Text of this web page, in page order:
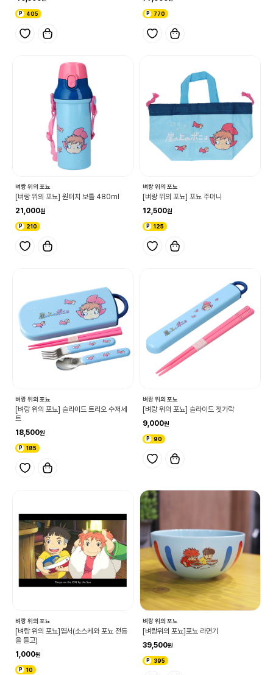
405 770
벼랑 위의 포뇨
[벼랑 위의 포뇨] 원터치 보틀 480ml
21,000
210
벼랑 위의 포뇨
[벼랑 위의 포뇨] 포뇨 주머니
12,500
125
벼랑 위의 포뇨
[벼랑 위의 포뇨] 슬라이드 트리오 수저세
트
18,500
185
벼랑 위의 포뇨
[벼랑 위의 포뇨] 슬라이드 젓가락
9,000
90
벼랑 위의 포뇨
[벼랑 위의 포뇨]엽서(소스케와 포뇨 전등
을 들고)
1,000
10
벼랑 위의 포뇨
[벼랑위의 포뇨]포뇨 라면기
39,500
395